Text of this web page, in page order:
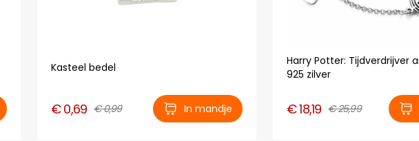
Kasteel bedel
€ 0,69 € 0,99 In mandje
Harry Potter: Tijdverdrijver
925 zilver
€ 18,19 € 25,99